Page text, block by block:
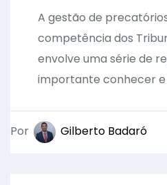
A gestão de
competência dos
envolve uma série de
importante conhecer e
Por Gilberto Badaró